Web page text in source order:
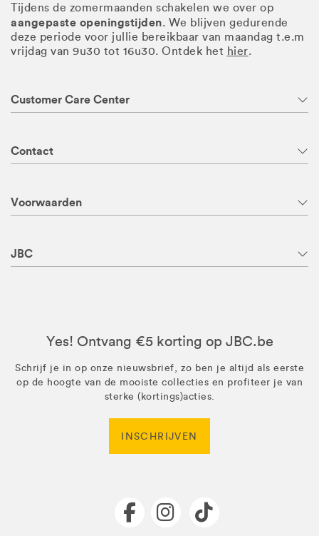
Tijdens de zomermaanden schakelen we over op
aangepaste openingstijden. We blijven gedurende
deze periode voor jullie bereikbaar van maandag t.e.m
vrijdag van 9u30 tot 16u30. Ontdek het hier.
Customer Care Center
Contact
Voorwaarden
JBC
Yes! Ontvang €5 korting op JBC.be
Schrijf je in op onze nieuwsbrief, zo ben je altijd als eerste
op de hoogte van de mooiste collecties en profiteer je van
sterke (kortings)acties.
INSCHRIJVEN